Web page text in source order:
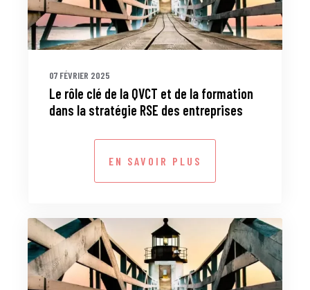
07 FÉVRIER 2025
Le rôle clé de la QVCT et de la formation
dans la stratégie RSE des entreprises
EN SAVOIR PLUS